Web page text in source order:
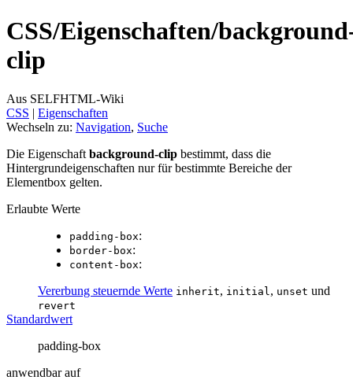
CSS/Eigenschaften/
clip
Aus SELFHTML-Wiki
CSS ‎ | Eigenschaften
Wechseln zu: Navigation, Suche
Die Eigenschaft background-clip bestimmt, dass die
Hintergrundeigenschaften nur für bestimmte Bereiche der
Elementbox gelten.
Erlaubte Werte
padding-box:
border-box:
content-box:
Vererbung steuernde Werte inherit, initial , unset und
revert
Standardwert
padding-box
anwendbar auf